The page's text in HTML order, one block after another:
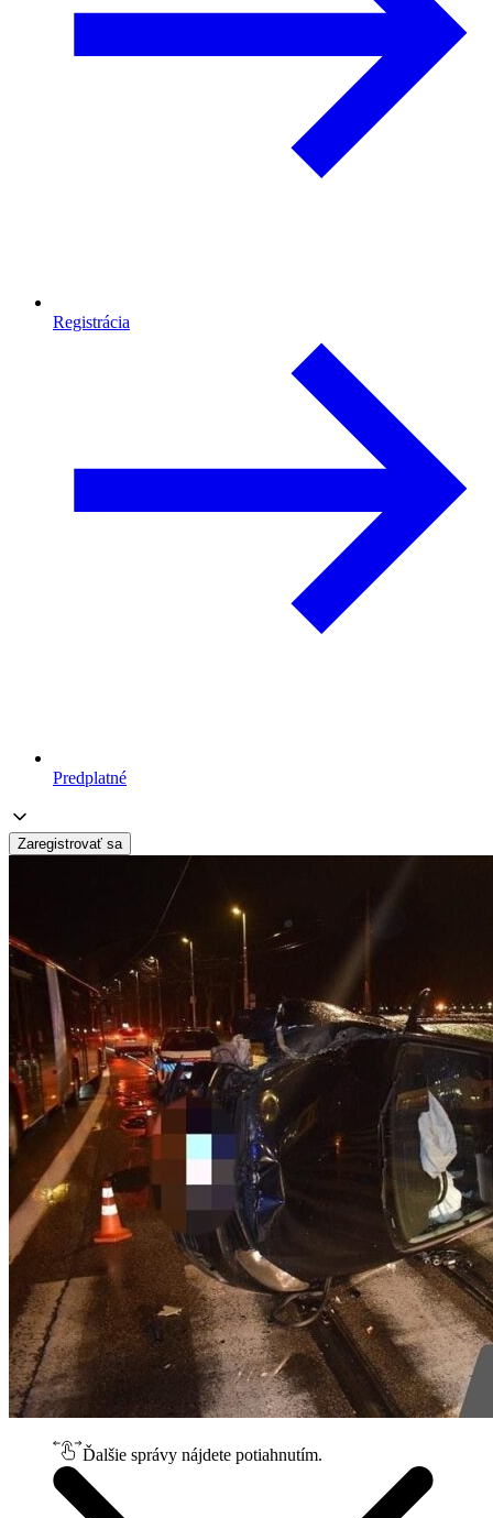
Registrácia
Predplatné
Zaregistrovať sa
Ďalšie správy nájdete potiahnutím.